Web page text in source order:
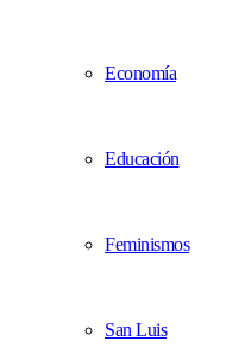
Economía
Educación
Feminismos
San Luis